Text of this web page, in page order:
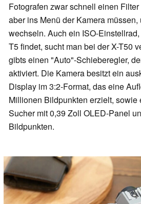
Fotografen zwar schnell einen
aber ins Menü der Kamera
wechseln. Auch ein ISO-
T5 findet, sucht man bei der X-T50
gibts einen "Auto"-Schieberegler,
aktiviert. Die Kamera besitzt ein
Display im 3:2-Format, das eine
Millionen Bildpunkten erzielt, sowie
Sucher mit 0,39 Zoll OLED-Panel
Bildpunkten.